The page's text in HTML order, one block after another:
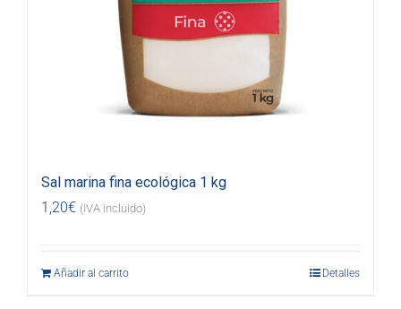
Sal marina fina ecológica 1 kg
1,20€ (IVA incluido)
Añadir al carrito Detalles